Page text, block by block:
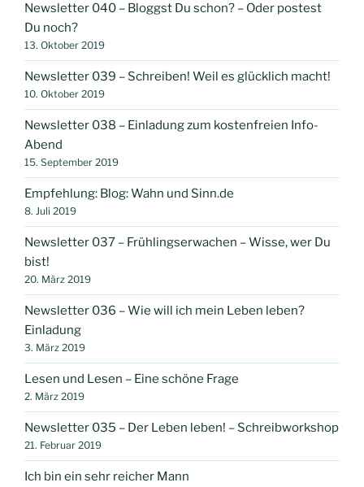
Newsletter 040 – Bloggst Du schon? – Oder postest
Du noch?
13. Oktober 2019
Newsletter 039 – Schreiben! Weil es glücklich macht!
10. Oktober 2019
Newsletter 038 – Einladung zum kostenfreien Info-
Abend
15. September 2019
Empfehlung: Blog: Wahn und Sinn.de
8. Juli 2019
Newsletter 037 – Frühlingserwachen – Wisse, wer Du
bist!
20. März 2019
Newsletter 036 – Wie will ich mein Leben leben?
Einladung
3. März 2019
Lesen und Lesen – Eine schöne Frage
2. März 2019
Newsletter 035 – Der Leben leben! – Schreibworkshop
21. Februar 2019
Ich bin ein sehr reicher Mann